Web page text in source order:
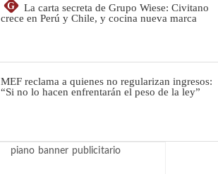
G
La carta secreta de Grupo Wiese: Civitano
crece en Perú y Chile, y cocina nueva marca
MEF reclama a quienes no regularizan ingresos:
“Si no lo hacen enfrentarán el peso de la ley”